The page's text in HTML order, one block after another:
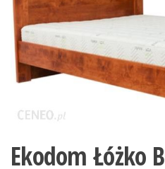
Ekodom Łóżko